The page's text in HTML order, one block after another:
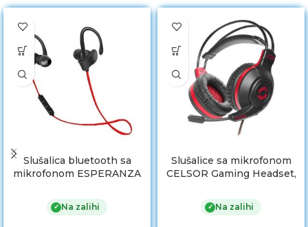
Slušalica bluetooth sa
mikrofonom ESPERANZA
EH188R
✓ Na zalihi
Slušalice sa mikrofonom
CELSOR Gaming Headset,
860011-BK
✓ Na zalihi